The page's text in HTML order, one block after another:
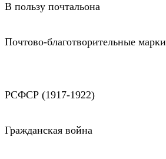
В пользу почтальона
Почтово-благотворительные марки
РСФСР (1917-1922)
Гражданская война